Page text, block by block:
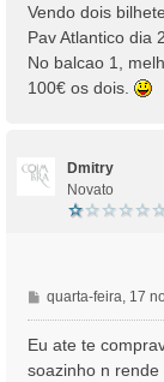
a
g
e
Vendo dois
Pav Atlantico dia
No balcao 1,
100€ os dois.
Dmitry
Novato
M
e
quarta-feira, 17
Eu ate te
soazinho n rende